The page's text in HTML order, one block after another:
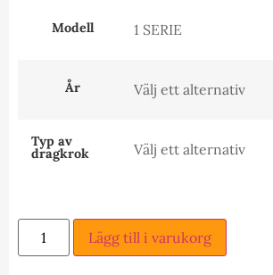
Modell
År
Typ av
dragkrok
Lägg till i varukorg